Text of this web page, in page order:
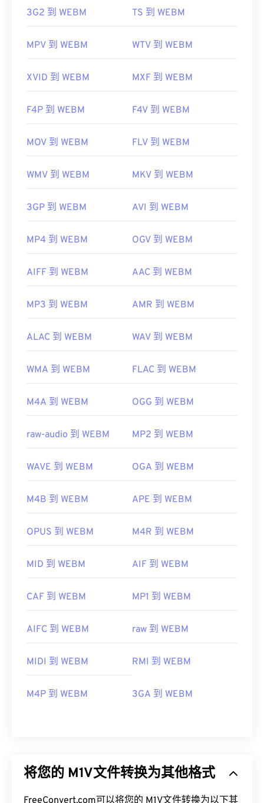
3G2 到 WEBM TS 到 WEBM
MPV 到 WEBM WTV 到 WEBM
XVID 到 WEBM MXF 到 WEBM
F4P 到 WEBM F4V 到 WEBM
MOV 到 WEBM FLV 到 WEBM
WMV 到 WEBM MKV 到 WEBM
3GP 到 WEBM AVI 到 WEBM
MP4 到 WEBM OGV 到 WEBM
AIFF 到 WEBM AAC 到 WEBM
MP3 到 WEBM AMR 到 WEBM
ALAC 到 WEBM WAV 到 WEBM
WMA 到 WEBM FLAC 到 WEBM
M4A 到 WEBM OGG 到 WEBM
raw-audio 到 WEBM MP2 到 WEBM
WAVE 到 WEBM OGA 到 WEBM
M4B 到 WEBM APE 到 WEBM
OPUS 到 WEBM M4R 到 WEBM
MID 到 WEBM AIF 到 WEBM
CAF 到 WEBM MP1 到 WEBM
AIFC 到 WEBM raw 到 WEBM
MIDI 到 WEBM RMI 到 WEBM
M4P 到 WEBM 3GA 到 WEBM
将您的 M1V文件转换为其他格式